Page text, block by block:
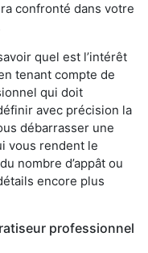
confronté dans votre
quel est l’intérêt
tenant compte de
qui doit
avec précision la
débarrasser une
vous rendent le
nombre d’appât ou
encore plus
professionnel